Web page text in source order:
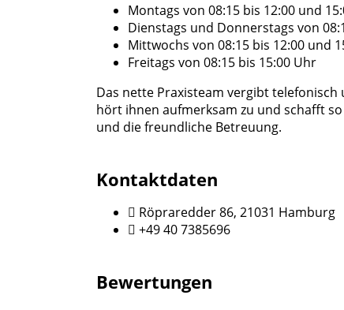
Montags von 08:15 bis 12:00 und
Dienstags und Donnerstags von
Mittwochs von 08:15 bis 12:00 und
Freitags von 08:15 bis 15:00 Uhr
Das nette Praxisteam vergibt telefonisch
hört ihnen aufmerksam zu und schafft
und die freundliche Betreuung.
Kontaktdaten
Röpraredder 86, 21031 Hamburg
+49 40 7385696
Bewertungen